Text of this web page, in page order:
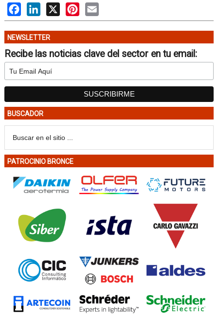
FacebookLinkedIn
X PinterestEmail
NEWSLETTER
Recibe las noticias clave del sector en tu email:
BUSCADOR
PATROCINIO BRONCE